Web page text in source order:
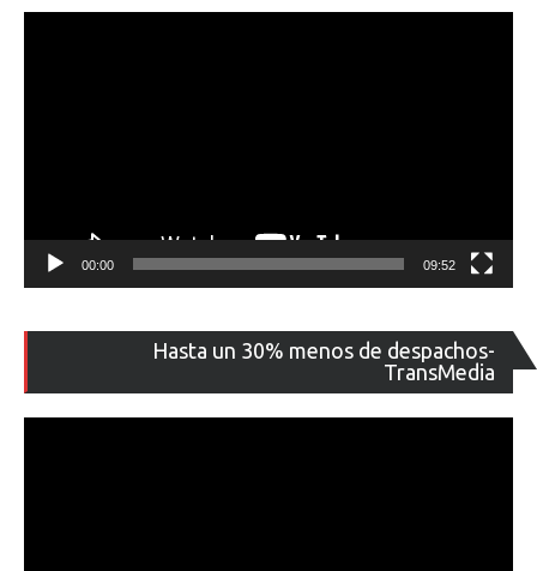
00:00 09:52
Hasta un 30% menos de despachos-
TransMedia
de